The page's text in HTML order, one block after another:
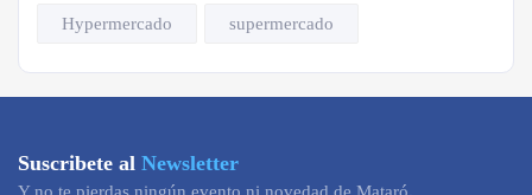
Hypermercado supermercado
Suscribete al Newsletter